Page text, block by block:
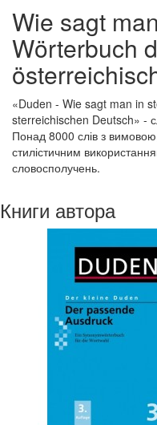
Wie sagt
Wörterbuch
«Duden - Wie sagt man in
sterreichischen Deutsch» -
Понад 8000 слів з
стилістичним
словосполучень.
Книги автора